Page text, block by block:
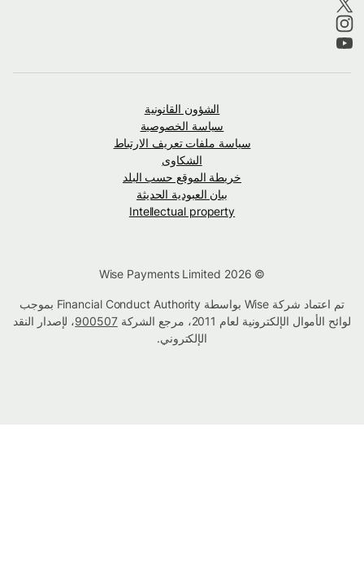
الشؤون القانونية
سياسة الخصوصية
سياسة ملفات تعريف الارتباط
الشكاوى
خريطة الموقع حسب البلد
بيان العبودية الحديثة
Intellectual property
تم اعتماد شركة Wise بواسطة Financial Conduct Authority بموجب
لوائح الأموال الإلكترونية لعام 2011، مرجع الشركة
900507، لإصدار النقد
الإلكتروني.